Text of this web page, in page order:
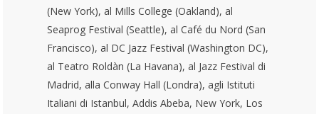
(New York), al Mills College (Oakland), al
Seaprog Festival (Seattle), al Café du Nord (San
Francisco), al DC Jazz Festival (Washington DC),
al Teatro Roldàn (La Havana), al Jazz Festival di
Madrid, alla Conway Hall (Londra), agli Istituti
Italiani di Istanbul, Addis Abeba, New York, Los